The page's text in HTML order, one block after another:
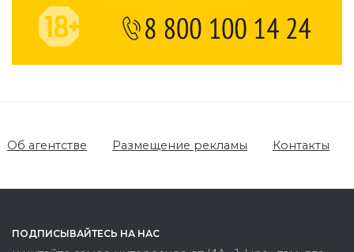
Об агентстве Размещение рекламы Контакты
ПОДПИСЫВАЙТЕСЬ НА НАС